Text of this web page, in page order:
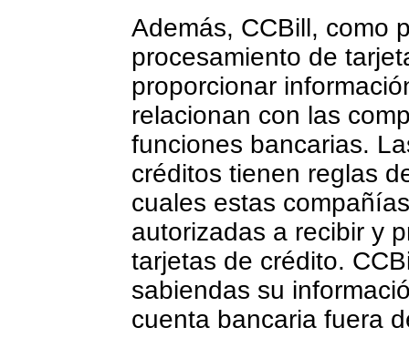
Además, CCBill, como
procesamiento de
proporcionar
relacionan con las
funciones bancarias.
créditos tienen reglas
cuales estas
autorizadas a recibir y
tarjetas de crédito.
sabiendas su
cuenta bancaria fuera